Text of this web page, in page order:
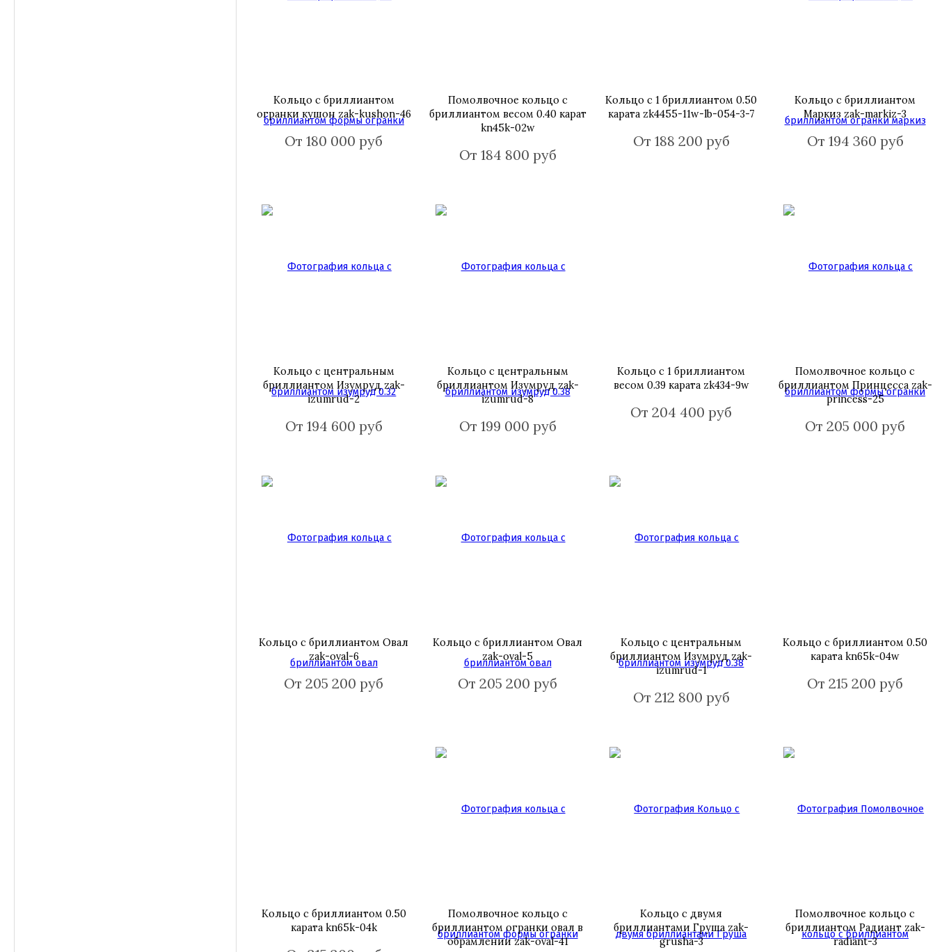
Кольцо с бриллиантом
огранки кушон zak-kushon-46
От 180 000 руб
Помолвочное кольцо с
бриллиантом весом 0.40 карат
kn45k-02w
От 184 800 руб
Кольцо с 1 бриллиантом 0.50
карата zk4455-11w-lb-054-3-7
От 188 200 руб
Кольцо с бриллиантом
Маркиз zak-markiz-3
От 194 360 руб
Кольцо с центральным
бриллиантом Изумруд zak-
izumrud-2
От 194 600 руб
Кольцо с центральным
бриллиантом Изумруд zak-
izumrud-8
От 199 000 руб
Кольцо с 1 бриллиантом
весом 0.39 карата zk434-9w
От 204 400 руб
Помолвочное кольцо с
бриллиантом Принцесса zak-
princess-25
От 205 000 руб
Кольцо с бриллиантом Овал
zak-oval-6
От 205 200 руб
Кольцо с бриллиантом Овал
zak-oval-5
От 205 200 руб
Кольцо с центральным
бриллиантом Изумруд zak-
izumrud-1
От 212 800 руб
Кольцо с бриллиантом 0.50
карата kn65k-04w
От 215 200 руб
Кольцо с бриллиантом 0.50
карата kn65k-04k
Помолвочное кольцо с
бриллиантом огранки овал в
обрамлении zak-oval-41
Кольцо с двумя
бриллиантами Груша zak-
grusha-3
Помолвочное кольцо с
бриллиантом Радиант zak-
radiant-3